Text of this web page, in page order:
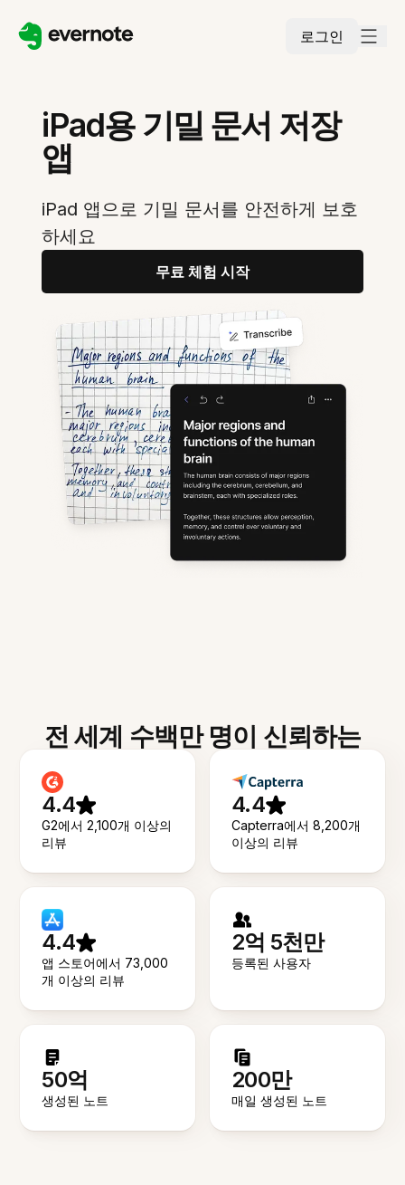
로그인
iPad용 기밀 문서 저장
앱
iPad 앱으로 기밀 문서를 안전하게 보호
하세요
무료 체험 시작
전 세계 수백만 명이 신뢰하는
4.4
G2에서 2,100개 이상의
리뷰
4.4
Capterra에서 8,200개
이상의 리뷰
4.4
앱 스토어에서 73,000
개 이상의 리뷰
2억 5천만
등록된 사용자
50억
생성된 노트
200만
매일 생성된 노트